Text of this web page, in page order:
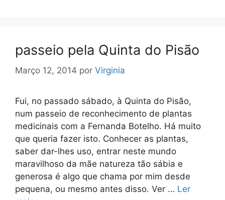
passeio pela Quinta do Pisão
Março 12, 2014 por Virginia
Fui, no passado sábado, à Quinta do Pisão,
num passeio de reconhecimento de plantas
medicinais com a Fernanda Botelho. Há muito
que queria fazer isto. Conhecer as plantas,
saber dar-lhes uso, entrar neste mundo
maravilhoso da mãe natureza tão sábia e
generosa é algo que chama por mim desde
pequena, ou mesmo antes disso. Ver … Ler